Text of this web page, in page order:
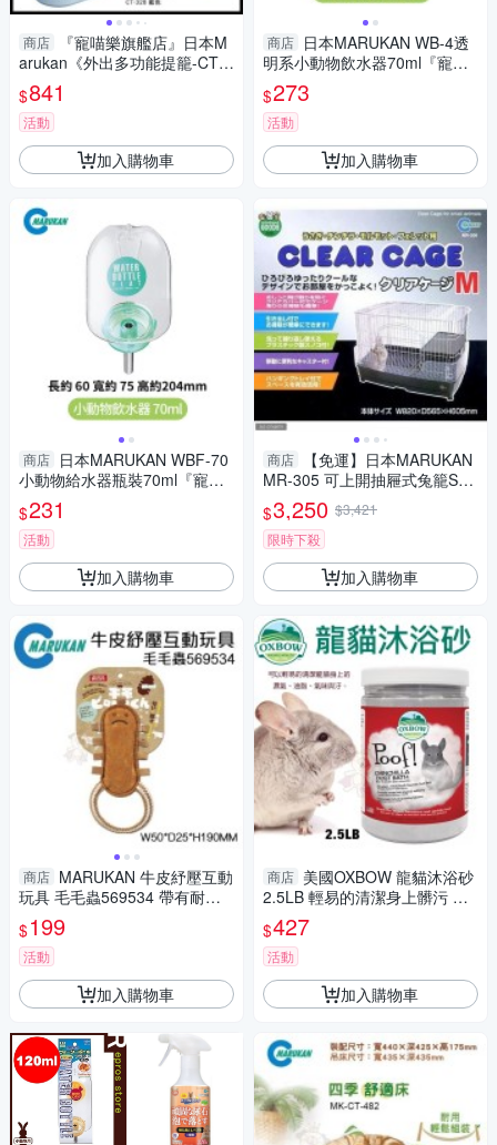
商店
『寵喵樂旗艦店』日本M
arukan《外出多功能提籠-CT-3
26咖啡/CT-327粉色/CT-328藍
色》三色可選
$841
活動
加入購物車
商店 日本MARUKAN WBF-70
小動物給水器瓶裝70ml『寵喵
樂旗艦店』
$231
活動
加入購物車
商店 MARUKAN 牛皮紓壓互動
玩具 毛毛蟲569534 帶有耐嚼
牛皮和繩索的狗玩具『寵喵樂
旗艦店』
$199
活動
加入購物車
商店 日本MARUKAN WB-4透
明系小動物飲水器70ml『寵喵
樂旗艦店』
$273
活動
加入購物車
商店
【免運】日本MARUKAN
MR-305 可上開抽屜式兔籠S號
附輪子『寵喵樂旗艦店』
$3,250 $3,421
限時下殺
加入購物車
商店 美國OXBOW 龍貓沐浴砂
2.5LB 輕易的清潔身上髒污 沐
浴沙『寵喵樂旗艦店』
$427
活動
加入購物車